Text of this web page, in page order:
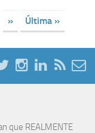
» Última »
que REALMENTE